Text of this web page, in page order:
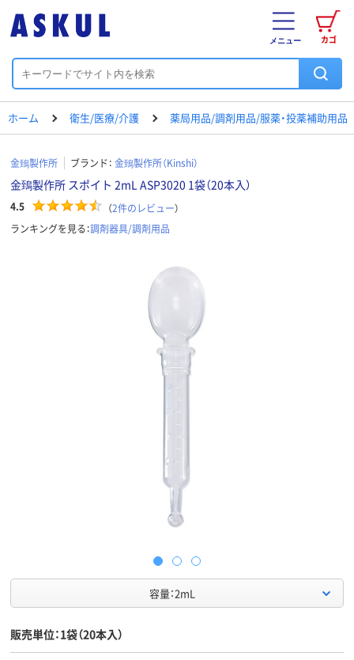
カゴ
メニュー
ホーム 衛生/医療/介護 薬局用品/調剤用品/服薬・投薬補助用品
金鵄製作所 ブランド： 金鵄製作所（Kinshi）
金鵄製作所 スポイト 2mL ASP3020 1袋（20本入）
4.5 （2件のレビュー）
ランキングを見る：調剤器具/調剤用品
容量：2mL
販売単位：1袋（20本入）